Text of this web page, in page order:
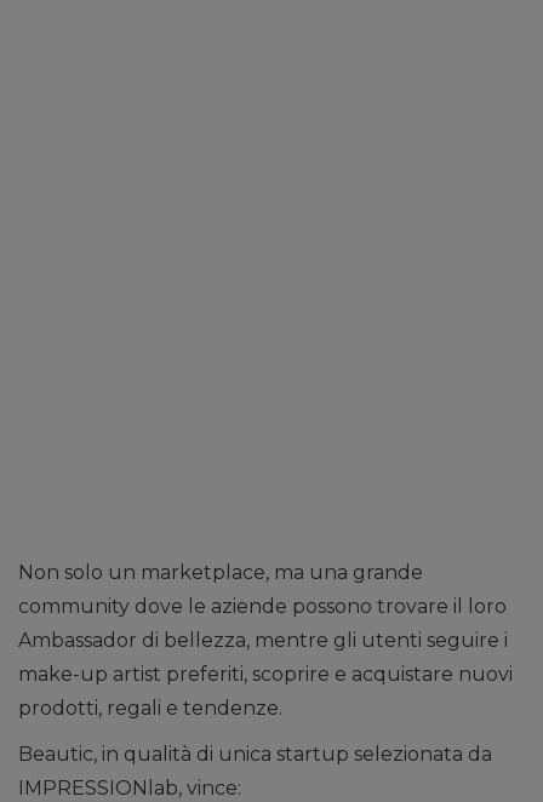
Non solo un marketplace, ma una grande
community dove le aziende possono trovare il loro
Ambassador di bellezza, mentre gli utenti seguire i
make-up artist preferiti, scoprire e acquistare nuovi
prodotti, regali e tendenze.
Beautic, in qualità di unica startup selezionata da
IMPRESSIONlab, vince: